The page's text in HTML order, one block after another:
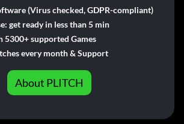
(Virus checked, GDPR-compliant)
get ready in less than 5 min
5300+ supported Games
every month & Support
About PLITCH